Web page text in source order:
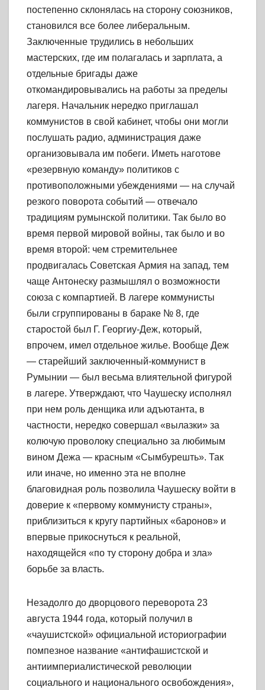
постепенно склонялась на сторону союзников,
становился все более либеральным.
Заключенные трудились в небольших
мастерских, где им полагалась и зарплата, а
отдельные бригады даже
откомандировывались на работы за пределы
лагеря. Начальник нередко приглашал
коммунистов в свой кабинет, чтобы они могли
послушать радио, администрация даже
организовывала им побеги. Иметь наготове
«резервную команду» политиков с
противоположными убеждениями — на случай
резкого поворота событий — отвечало
традициям румынской политики. Так было во
время первой мировой войны, так было и во
время второй: чем стремительнее
продвигалась Советская Армия на запад, тем
чаще Антонеску размышлял о возможности
союза с компартией. В лагере коммунисты
были сгруппированы в бараке № 8, где
старостой был Г. Георгиу-Деж, который,
впрочем, имел отдельное жилье. Вообще Деж
— старейший заключенный-коммунист в
Румынии — был весьма влиятельной фигурой
в лагере. Утверждают, что Чаушеску исполнял
при нем роль денщика или адъютанта, в
частности, нередко совершал «вылазки» за
колючую проволоку специально за любимым
вином Дежа — красным «Сымбурешть». Так
или иначе, но именно эта не вполне
благовидная роль позволила Чаушеску войти в
доверие к «первому коммунисту страны»,
приблизиться к кругу партийных «баронов» и
впервые прикоснуться к реальной,
находящейся «по ту сторону добра и зла»
борьбе за власть.
Незадолго до дворцового переворота 23
августа 1944 года, который получил в
«чаушистской» официальной историографии
помпезное название «антифашистской и
антиимпериалистической революции
социального и национального освобождения»,